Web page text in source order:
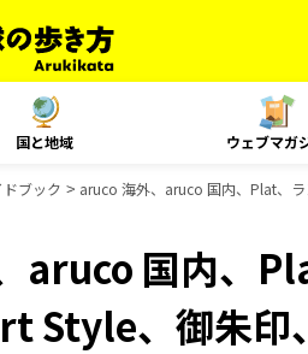
国と地域 ウェブマガ
ドブック aruco 海外、aruco 国内、Plat、
aruco 国内、
Style、御朱